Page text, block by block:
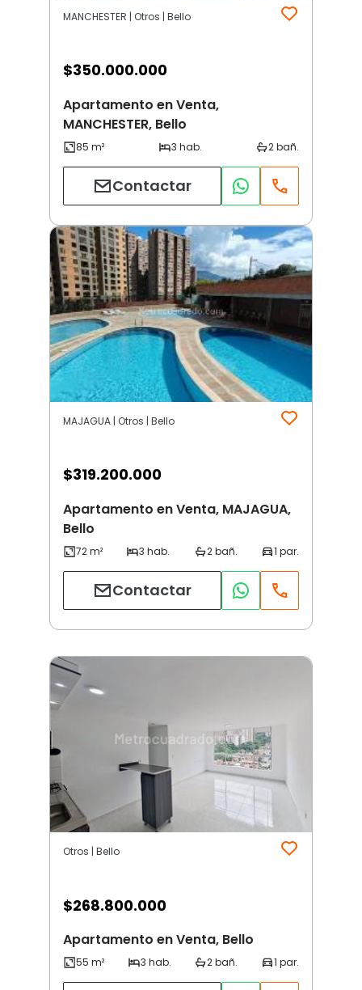
MANCHESTER | Otros | Bello
$350.000.000
Apartamento en Venta,
MANCHESTER, Bello
Contactar
MAJAGUA | Otros | Bello
$319.200.000
Apartamento en Venta, MAJAGUA,
Bello
Contactar
Otros | Bello
$268.800.000
Apartamento en Venta, Bello